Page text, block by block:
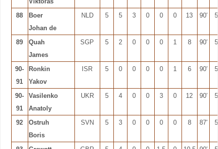
88
Boer
Johan de
NLD 5 5 3 0 0 0 13 90′ 5
89
Quah
James
SGP 5 2 0 0 0 1 8 90′ 5
90-
91
Ronkin
Yakov
ISR 5 0 0 0 0 1 6 90′ 5
90-
91
Vasilenko
Anatoly
UKR 5 4 0 0 3 0 12 90′ 5
92
Ostruh
Boris
SVN 5 3 0 0 0 0 8 87′ 5